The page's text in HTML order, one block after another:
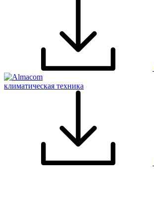
климатическая техника